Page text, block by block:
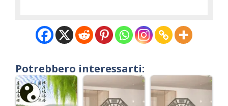
Potrebbero interessarti: